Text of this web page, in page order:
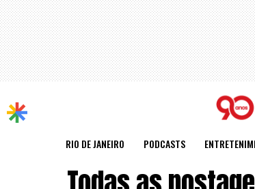
RIO DE JANEIRO PODCASTS